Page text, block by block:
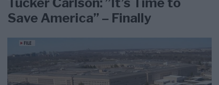
Save America” – Finally